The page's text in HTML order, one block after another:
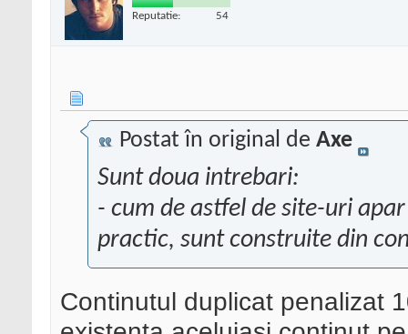
Reputatie: 54
Postat în original de Axe
Sunt doua intrebari:
- cum de astfel de site-uri
practic, sunt construite din
Continutul duplicat penalizat